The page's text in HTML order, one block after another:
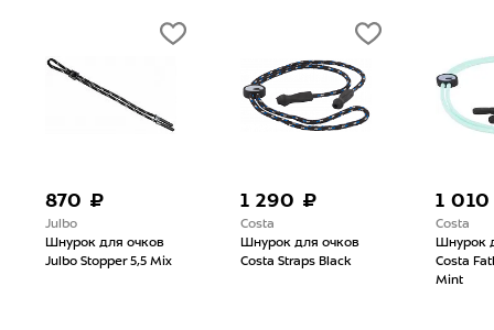
870 ₽
Julbo
Шнурок для очков
Julbo Stopper 5,5 Mix
1 290 ₽
Costa
Шнурок для очков
Costa Straps Black
1
Costa
Шнурок
Costa
Mint